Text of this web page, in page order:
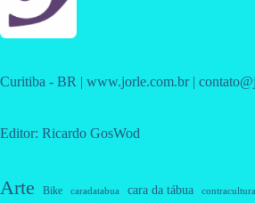
Curitiba - BR | www.jorle.com.br |
Editor: Ricardo GosWod
Arte Bike caradatabua cara da tábua contracultura